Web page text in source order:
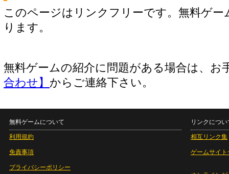
このページはリンクフリーです。無料ゲー
ります。
無料ゲームの紹介に問題がある場合は、お
合わせ】 からご連絡下さい。
無料ゲームについて
利用規約
免責事項
プライバシーポリシー
リンクについ
相互リンク集
ゲームサイト